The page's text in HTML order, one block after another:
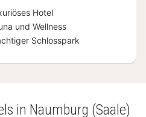
€
Hotel
und Wellness
Schlosspark
in Naumburg (Saale)